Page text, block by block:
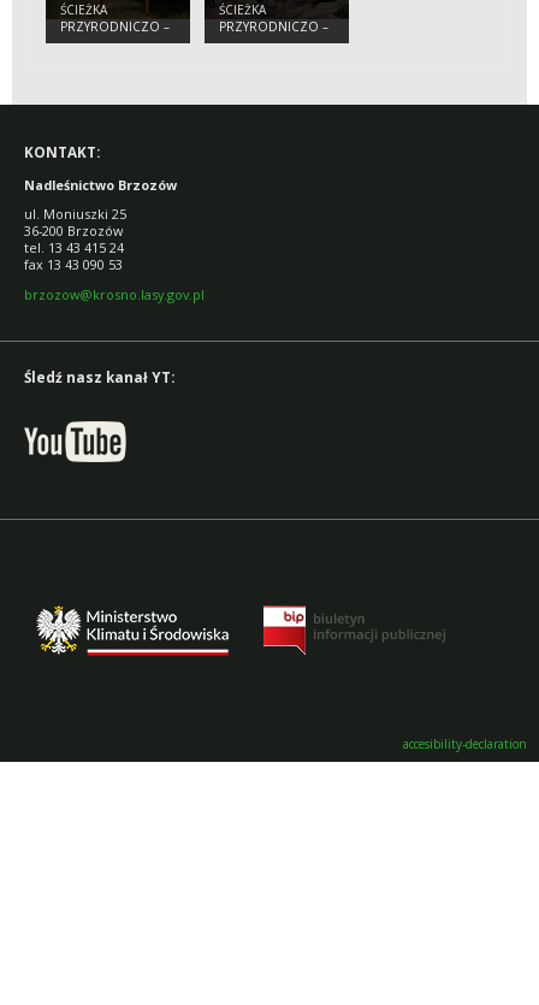
ŚCIEŻKA
PRZYRODNICZO –
DYDAKTYCZNA
ŚCIEŻKA
PRZYRODNICZO –
DYDAKTYCZNA
KONTAKT:
Nadleśnictwo Brzozów
ul. Moniuszki 25
36-200 Brzozów
tel. 13 43 415 24
fax 13 43 090 53
brzozow@krosno.lasy.gov.pl
Śledź nasz kanał YT:
accesibility-declaration